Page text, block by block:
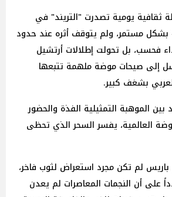
ثقافية يومية تصدرت "التريند" في
بشكل مستمر، ولم يتوقف أثره عند حدود
فحسب، بل تحولت إطلالات أرتشيل
إلى صيحات موضة ملهمة تتبعها
بشغف كبير.
بين الموهبة التمثيلية الفذة والحضور
العالمية، يفسر السحر الذي تحظى
باريس لم تكن مجرد استعراض لثوب فاخر،
على أن النجمات المعاصرات لم يعدن